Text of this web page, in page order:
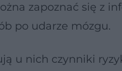
zapoznać się z
po udarze mózgu.
u nich czynniki